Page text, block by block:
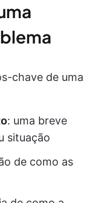
chave de uma
: uma breve
situação
de como as